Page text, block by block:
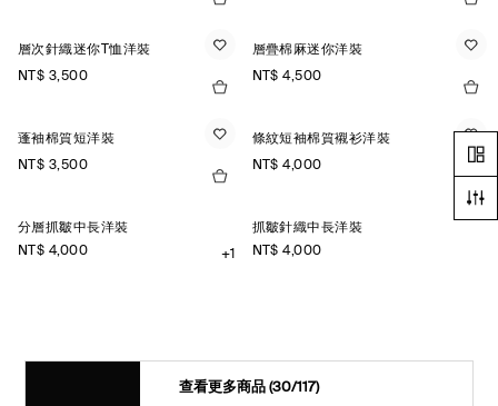
層次針織迷你T恤洋裝
NT$ 3,500
層疊棉麻迷你洋裝
NT$ 4,500
蓬袖棉質短洋裝
NT$ 3,500
條紋短袖棉質襯衫洋裝
NT$ 4,000
分層抓皺中長洋裝
NT$ 4,000
+1
抓皺針織中長洋裝
NT$ 4,000
查看更多商品 (30/117)